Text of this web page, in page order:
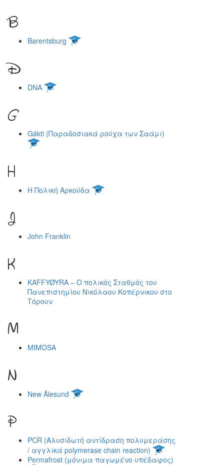
B
Barentsburg
D
DNA
G
Gákti (Παραδοσιακά ρούχα των Σαάμι)
H
H Πολική Αρκούδα
J
John Franklin
K
KAFFYØYRA – Ο πολικός Σταθμός του
Πανεπιστημίου Νικόλαου Κοπέρνικου στο
Τόρουν
M
MIMOSA
N
New Ålesund
P
PCR (Αλυσιδωτή αντίδραση πολυμεράσης
/ αγγλικά polymerase chain reaction)
Permafrost (μόνιμα παγωμένο υπέδαφος)